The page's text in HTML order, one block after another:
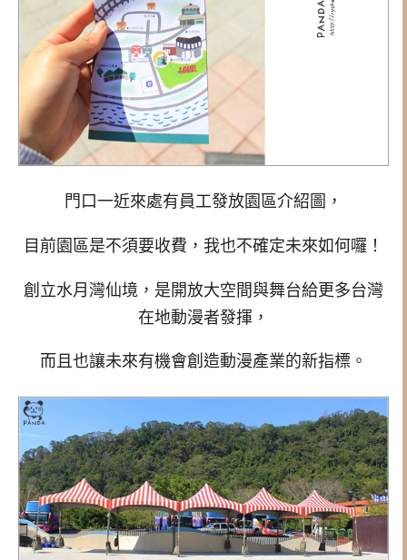
門口一近來處有員工發放園區介紹圖，
目前園區是不須要收費，我也不確定未來如何囉！
創立水月灣仙境，是開放大空間與舞台給更多台灣
在地動漫者發揮，
而且也讓未來有機會創造動漫產業的新指標。